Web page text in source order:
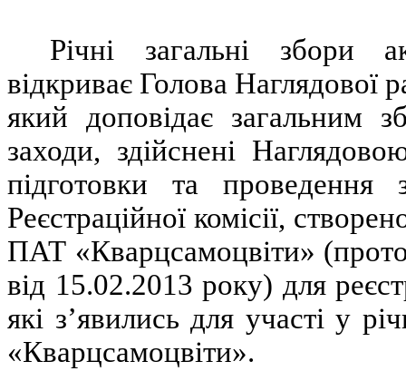
Річні загальні збори
відкриває Голова
який доповідає загальним
заходи, здійснені
підготовки та проведення
Реєстраційної комісії,
ПАТ «Кварцсамоцвіти»
від 15.02.2013 року) для
які з’явились для участі у
«Кварцсамоцвіти».